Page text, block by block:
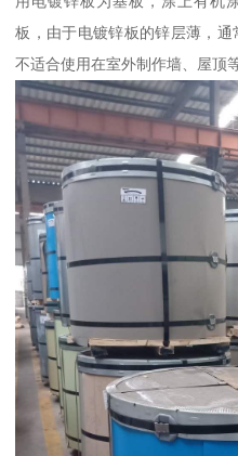
板，由于电镀锌板的锌层薄，通
不适合使用在室外制作墙、屋顶等